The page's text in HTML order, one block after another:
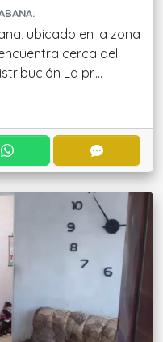
ubicado en la zona
cerca del
La pr....
CONTACTAR POR